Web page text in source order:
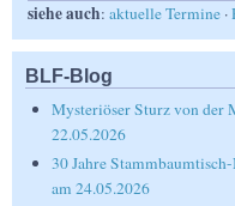
siehe auch: aktuelle Termine ·
BLF-Blog
Mysteriöser Sturz von der
22.05.2026
30 Jahre
am 24.05.2026